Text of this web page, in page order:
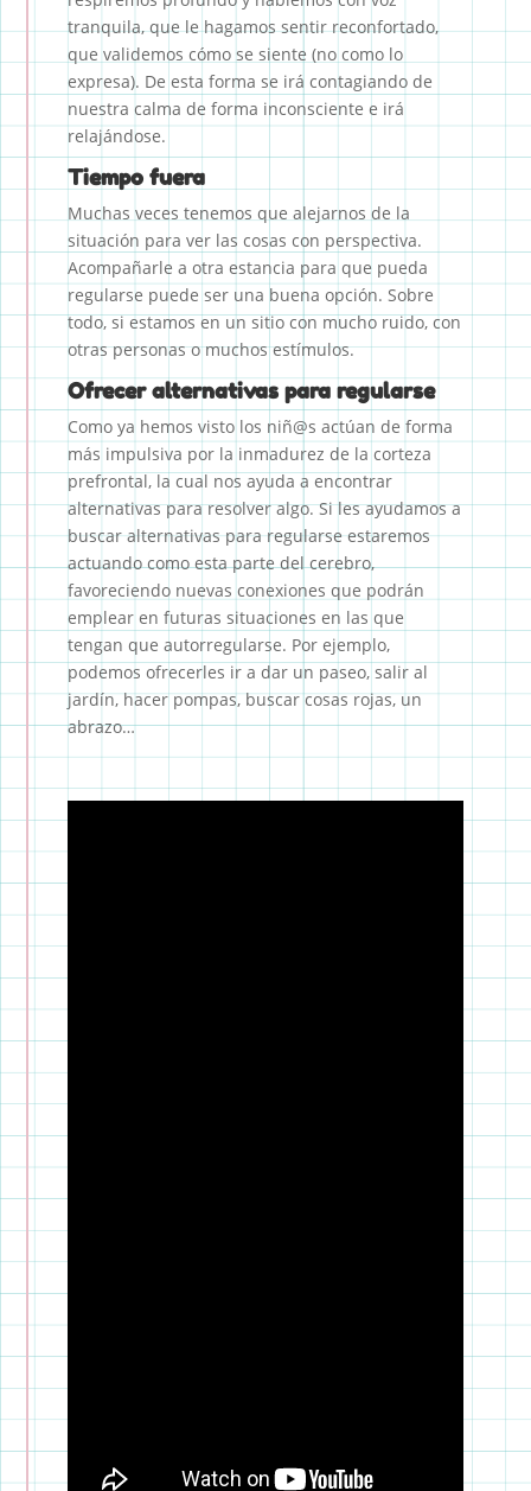
tranquila, que le hagamos sentir reconfortado,
que validemos cómo se siente (no como lo
expresa). De esta forma se irá contagiando de
nuestra calma de forma inconsciente e irá
relajándose.
Tiempo fuera
Muchas veces tenemos que alejarnos de la
situación para ver las cosas con perspectiva.
Acompañarle a otra estancia para que pueda
regularse puede ser una buena opción. Sobre
todo, si estamos en un sitio con mucho ruido, con
otras personas o muchos estímulos.
Ofrecer alternativas para regularse
Como ya hemos visto los niñ@s actúan de forma
más impulsiva por la inmadurez de la corteza
prefrontal, la cual nos ayuda a encontrar
alternativas para resolver algo. Si les ayudamos a
buscar alternativas para regularse estaremos
actuando como esta parte del cerebro,
favoreciendo nuevas conexiones que podrán
emplear en futuras situaciones en las que
tengan que autorregularse. Por ejemplo,
podemos ofrecerles ir a dar un paseo, salir al
jardín, hacer pompas, buscar cosas rojas, un
abrazo…